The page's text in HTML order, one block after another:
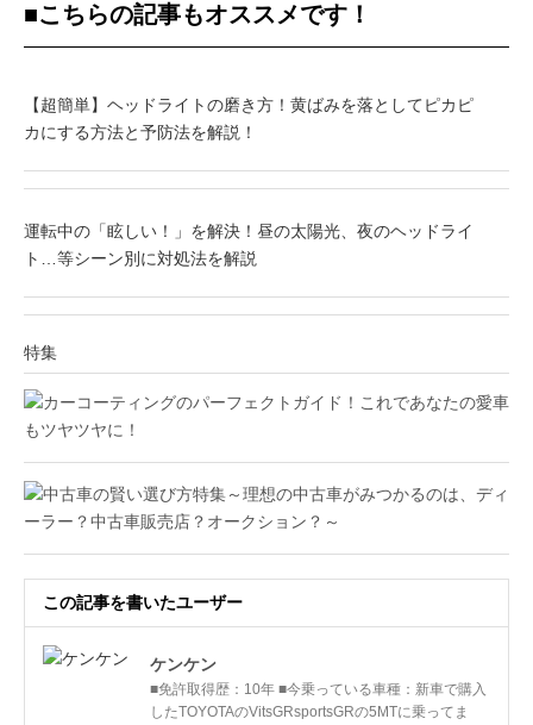
■こちらの記事もオススメです！
【超簡単】ヘッドライトの磨き方！黄ばみを落としてピカピ
カにする方法と予防法を解説！
運転中の「眩しい！」を解決！昼の太陽光、夜のヘッドライ
ト…等シーン別に対処法を解説
特集
この記事を書いたユーザー
ケンケン
■免許取得歴：10年 ■今乗っている車種：新車で購入
したTOYOTAのVitsGRsportsGRの5MTに乗ってま